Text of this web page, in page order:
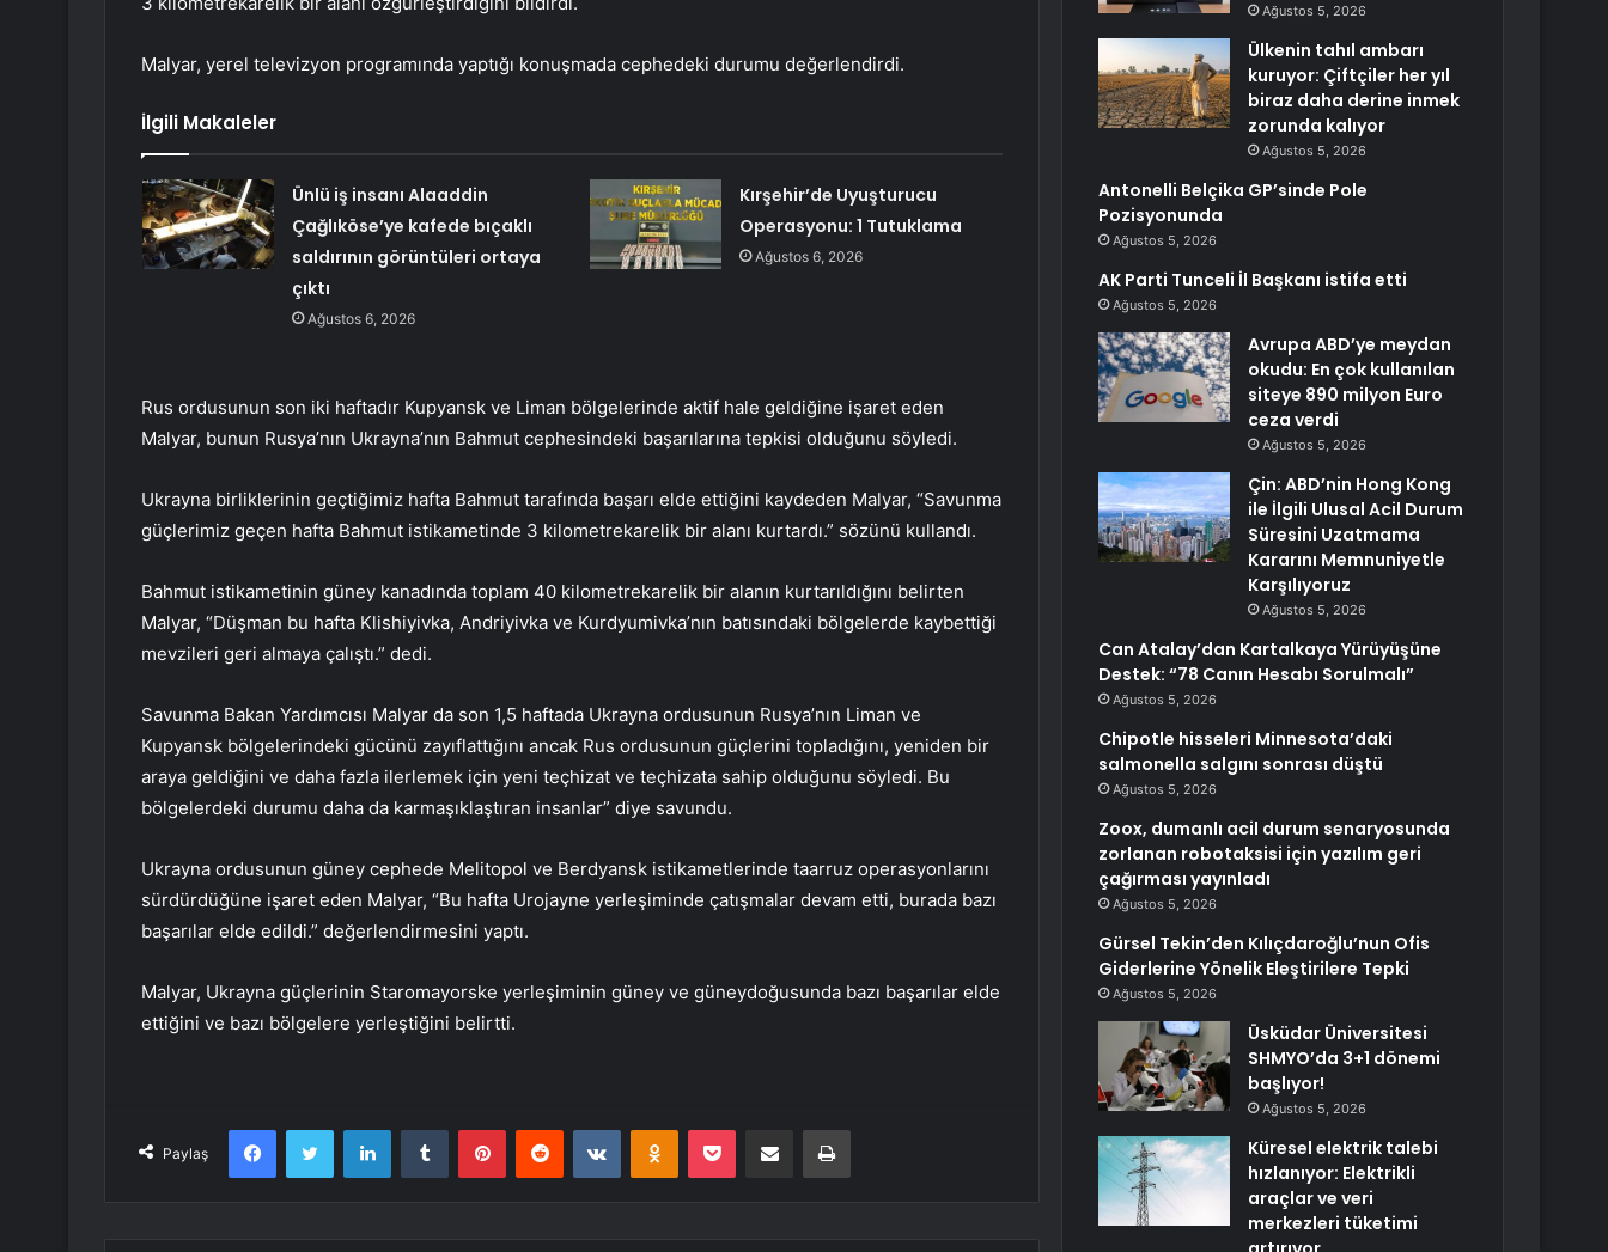
Malyar, yerel televizyon programında yaptığı konuşmada cephedeki durumu değerlendirdi.
İlgili Makaleler
Ünlü iş insanı Alaaddin
Çağlıköse’ye kafede bıçaklı
saldırının görüntüleri ortaya
çıktı
Ağustos 6, 2026
Kırşehir’de Uyuşturucu
Operasyonu: 1 Tutuklama
Ağustos 6, 2026
Rus ordusunun son iki haftadır Kupyansk ve Liman bölgelerinde aktif hale geldiğine işaret eden
Malyar, bunun Rusya’nın Ukrayna’nın Bahmut cephesindeki başarılarına tepkisi olduğunu söyledi.
Ukrayna birliklerinin geçtiğimiz hafta Bahmut tarafında başarı elde ettiğini kaydeden Malyar, “Savunma
güçlerimiz geçen hafta Bahmut istikametinde 3 kilometrekarelik bir alanı kurtardı.” sözünü kullandı.
Bahmut istikametinin güney kanadında toplam 40 kilometrekarelik bir alanın kurtarıldığını belirten
Malyar, “Düşman bu hafta Klishiyivka, Andriyivka ve Kurdyumivka’nın batısındaki bölgelerde kaybettiği
mevzileri geri almaya çalıştı.” dedi.
Savunma Bakan Yardımcısı Malyar da son 1,5 haftada Ukrayna ordusunun Rusya’nın Liman ve
Kupyansk bölgelerindeki gücünü zayıflattığını ancak Rus ordusunun güçlerini topladığını, yeniden bir
araya geldiğini ve daha fazla ilerlemek için yeni teçhizat ve teçhizata sahip olduğunu söyledi. Bu
bölgelerdeki durumu daha da karmaşıklaştıran insanlar” diye savundu.
Ukrayna ordusunun güney cephede Melitopol ve Berdyansk istikametlerinde taarruz operasyonlarını
sürdürdüğüne işaret eden Malyar, “Bu hafta Urojayne yerleşiminde çatışmalar devam etti, burada bazı
başarılar elde edildi.” değerlendirmesini yaptı.
Malyar, Ukrayna güçlerinin Staromayorske yerleşiminin güney ve güneydoğusunda bazı başarılar elde
ettiğini ve bazı bölgelere yerleştiğini belirtti.
Paylaş
FacebookTwitter LinkedInTumblr PinterestReddit VKontakteOdnoklassniki
Pocket E-Posta ile paylaş Yazdır
Ağustos 5, 2026
Ülkenin tahıl ambarı
kuruyor: Çiftçiler her yıl
biraz daha derine inmek
zorunda kalıyor
Ağustos 5, 2026
Antonelli Belçika GP’sinde Pole
Pozisyonunda
Ağustos 5, 2026
AK Parti Tunceli İl Başkanı istifa etti
Ağustos 5, 2026
Avrupa ABD’ye meydan
okudu: En çok kullanılan
siteye 890 milyon Euro
ceza verdi
Ağustos 5, 2026
Çin: ABD’nin Hong Kong
ile İlgili Ulusal Acil Durum
Süresini Uzatmama
Kararını Memnuniyetle
Karşılıyoruz
Ağustos 5, 2026
Can Atalay’dan Kartalkaya Yürüyüşüne
Destek: “78 Canın Hesabı Sorulmalı”
Ağustos 5, 2026
Chipotle hisseleri Minnesota’daki
salmonella salgını sonrası düştü
Ağustos 5, 2026
Zoox, dumanlı acil durum senaryosunda
zorlanan robotaksisi için yazılım geri
çağırması yayınladı
Ağustos 5, 2026
Gürsel Tekin’den Kılıçdaroğlu’nun Ofis
Giderlerine Yönelik Eleştirilere Tepki
Ağustos 5, 2026
Üsküdar Üniversitesi
SHMYO’da 3+1 dönemi
başlıyor!
Ağustos 5, 2026
Küresel elektrik talebi
hızlanıyor: Elektrikli
araçlar ve veri
merkezleri tüketimi